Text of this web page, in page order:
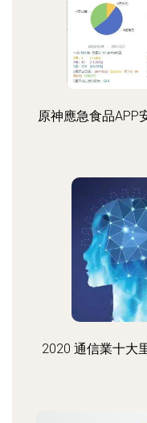
原神應急食品APP
2020 通信業十大